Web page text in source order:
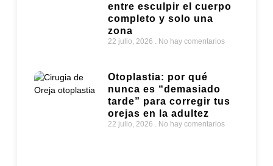
entre esculpir el cuerpo
completo y solo una
zona
22 julio, 2026 No hay comentarios
Otoplastia: por qué
nunca es “demasiado
tarde” para corregir tus
orejas en la adultez
22 julio, 2026 No hay comentarios